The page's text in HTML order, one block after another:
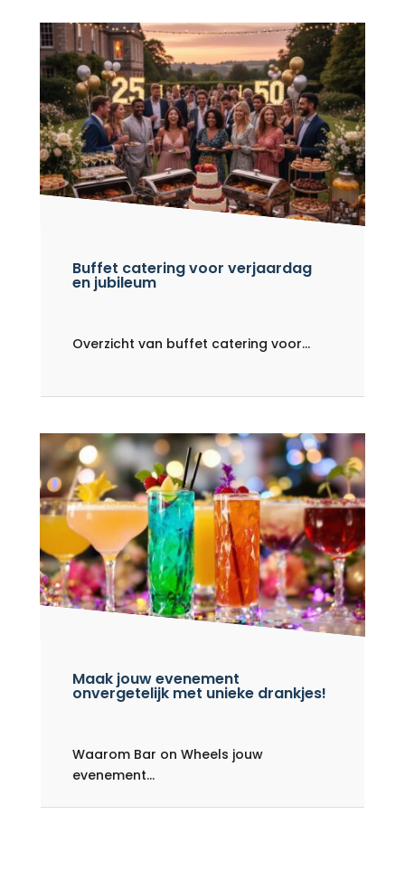
Buffet catering voor verjaardag
en jubileum
Overzicht van buffet catering voor...
Maak jouw evenement
onvergetelijk met unieke drankjes!
Waarom Bar on Wheels jouw
evenement...